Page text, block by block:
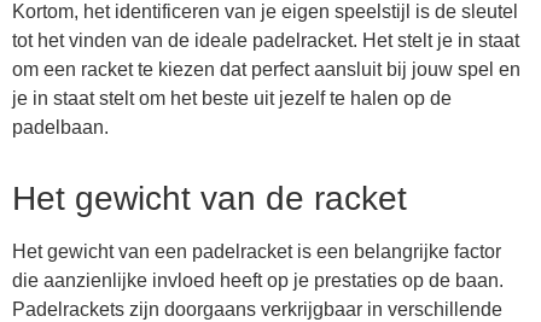
Kortom, het identificeren van je eigen speelstijl is de sleutel
tot het vinden van de ideale padelracket. Het stelt je in staat
om een racket te kiezen dat perfect aansluit bij jouw spel en
je in staat stelt om het beste uit jezelf te halen op de
padelbaan.
Het gewicht van de racket
Het gewicht van een padelracket is een belangrijke factor
die aanzienlijke invloed heeft op je prestaties op de baan.
Padelrackets zijn doorgaans verkrijgbaar in verschillende